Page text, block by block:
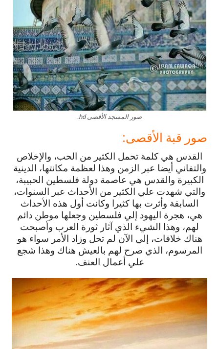
صور المسجد الأقصى hd.
صور قبة الأقصى:
القدس هي كلمة تحمل الكثير من الحب، والإخلاص
والتفاني أيضا عبر الزمن وهذا لعظمة مكانتها، الدينية
الكبيرة والقدس هي عاصمة دولة فلسطين الحبيبة،
والتي شهدت علي الكثير من الأحداث عبر السنوات،
السابقة وأثرت بها كثيرا وكانت أول هذه الأحداث
هي، هجرة اليهود إلي فلسطين وجعلها موطن دائم
لهم، وهذا الشيء الذي آثار ثورة العرب وأصبحت
هناك خلافات، إلي الآن لم تحل وزاد الأمر سواء هو
المرسوم، الذي صرح لهم بالعيش هناك وهذا شجع
علي أعمال العنف.